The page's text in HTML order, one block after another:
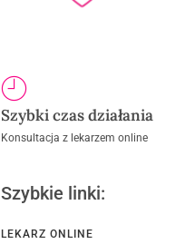
Szybki czas działania
Konsultacja z lekarzem online
Szybkie linki:
LEKARZ ONLINE